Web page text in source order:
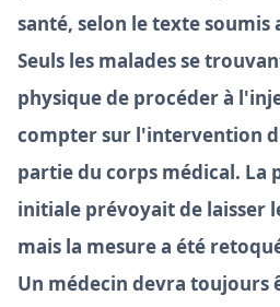
santé, selon le texte soumis
Seuls les malades se
physique de procéder à
compter sur l'intervention
partie du corps médical. La
initiale prévoyait de laisser
mais la mesure a été
Un médecin devra toujours